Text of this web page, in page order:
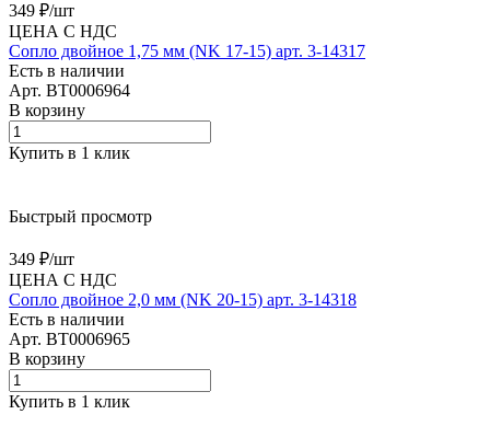
349 ₽/шт
ЦЕНА С НДС
Сопло двойное 1,75 мм (NK 17-15) арт. 3-14317
Есть в наличии
Арт. BT0006964
В корзину
Купить в 1 клик
Быстрый просмотр
349 ₽/шт
ЦЕНА С НДС
Сопло двойное 2,0 мм (NK 20-15) арт. 3-14318
Есть в наличии
Арт. BT0006965
В корзину
Купить в 1 клик